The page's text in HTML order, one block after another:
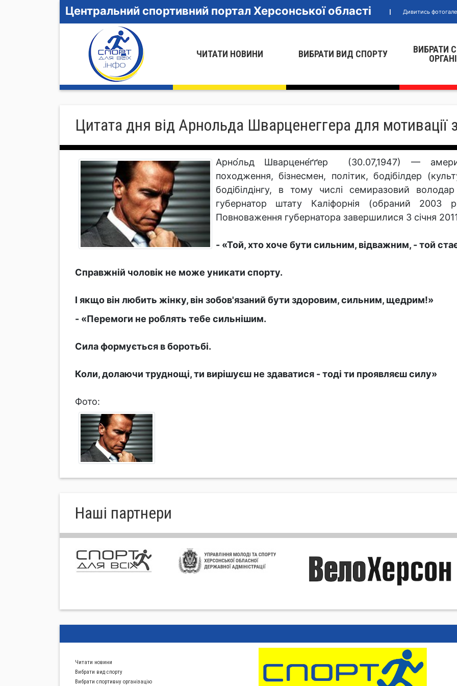
Центральний спортивний портал Херсонської області Дивитись
ЧИТАТИ НОВИНИ ВИБРАТИ ВИД СПОРТУ
ВИБРАТИ
Цитата дня від Арнольда Шварценеггера для мотивації
Арно́льд Шварцене́ґґер (30.07,1947) —
походження, бізнесмен, політик, бодібілдер
бодібілдінгу, в тому числі семиразовий
губернатор штату Каліфорнія (обраний 2003
Повноваження губернатора завершилися 3 січня
- «Той, хто хоче бути сильним, відважним, - той
Справжній чоловік не може уникати спорту.
І якщо він любить жінку, він зобов'язаний бути здоровим, сильним, щедрим!»
- «Перемоги не роблять тебе сильнішим.
Сила формується в боротьбі.
Коли, долаючи труднощі, ти вирішуєш не здаватися - тоді ти проявляєш силу»
Фото:
Нашi партнери
Читати новини
Вибрати вид спорту
Вибрати спортивну органiзацiю